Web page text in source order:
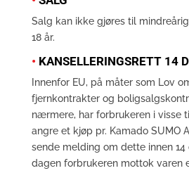
Salg kan ikke gjøres til
18 år.
• KANSELLERINGSRETT 14
Innenfor EU, på måter som Lov
fjernkontrakter og
nærmere, har forbrukeren i visse
angre et kjøp pr. Kamado SUMO
sende melding om dette innen
dagen forbrukeren mottok varen